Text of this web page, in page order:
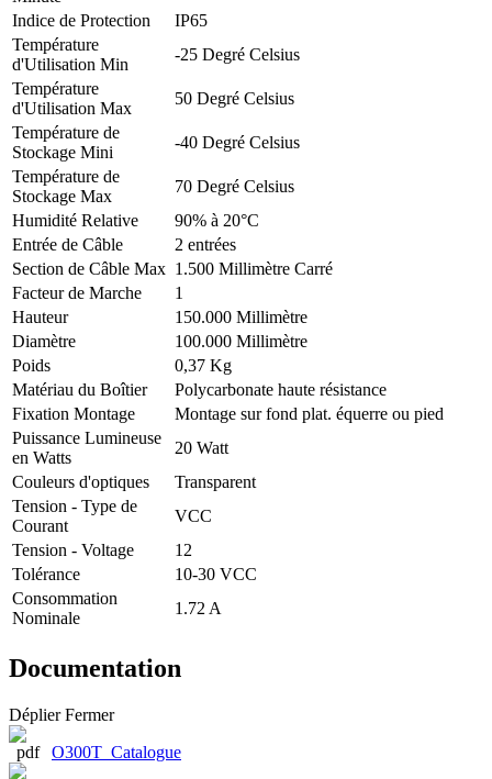
Indice de Protection
IP65
Température
d'Utilisation Min
-25 Degré Celsius
Température
d'Utilisation Max
50 Degré Celsius
Température de
Stockage Mini
-40 Degré Celsius
Température de
Stockage Max
70 Degré Celsius
Humidité Relative
90% à 20°C
Entrée de Câble
2 entrées
Section de Câble Max 1.500 Millimètre Carré
Facteur de Marche
1
Hauteur
150.000 Millimètre
Diamètre
100.000 Millimètre
Poids
0,37 Kg
Matériau du Boîtier
Polycarbonate haute résistance
Fixation Montage
Montage sur fond plat. équerre ou pied
Puissance Lumineuse
en Watts
20 Watt
Couleurs d'optiques
Transparent
Tension - Type de
Courant
VCC
Tension - Voltage
12
Tolérance
10-30 VCC
Consommation
Nominale
1.72 A
Documentation
Déplier Fermer
O300T_Catalogue